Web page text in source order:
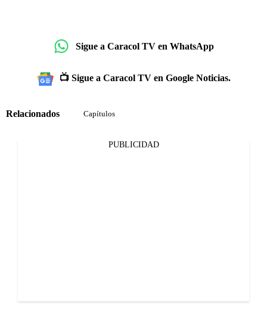
Sigue a Caracol TV en WhatsApp
📺 Sigue a Caracol TV en Google Noticias.
Relacionados Capítulos
PUBLICIDAD